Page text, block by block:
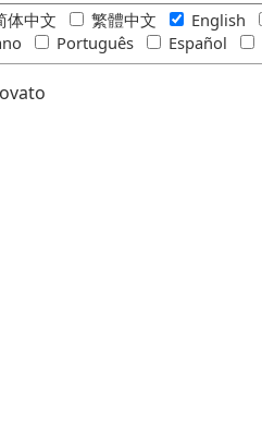
体中文 繁體中文
English
Português Español